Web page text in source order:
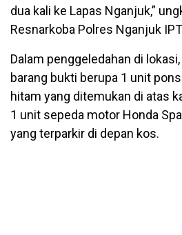
dua kali ke Lapas Nganjuk,”
Resnarkoba Polres Nganjuk
Dalam penggeledahan di
barang bukti berupa 1 unit
hitam yang ditemukan di atas
1 unit sepeda motor Honda
yang terparkir di depan kos.